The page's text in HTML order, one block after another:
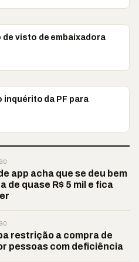
visto de embaixadora
inquérito da PF para
app acha que se deu bem
de quase R$ 5 mil e fica
restrição a compra de
pessoas com deficiência